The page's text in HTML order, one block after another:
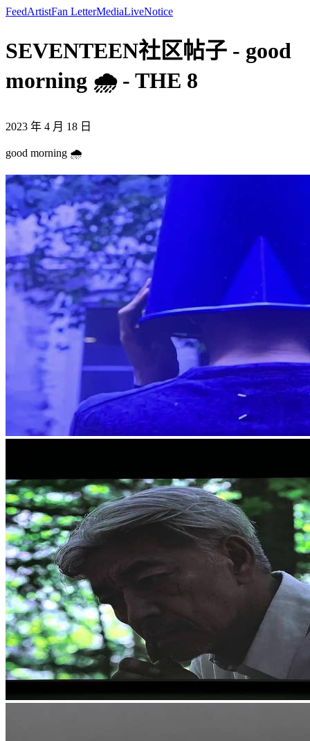
FeedArtistFan LetterMediaLiveNotice
SEVENTEEN社区帖子 - good
morning 🌧️ - THE 8
2023 年 4 月 18 日
good morning 🌧️